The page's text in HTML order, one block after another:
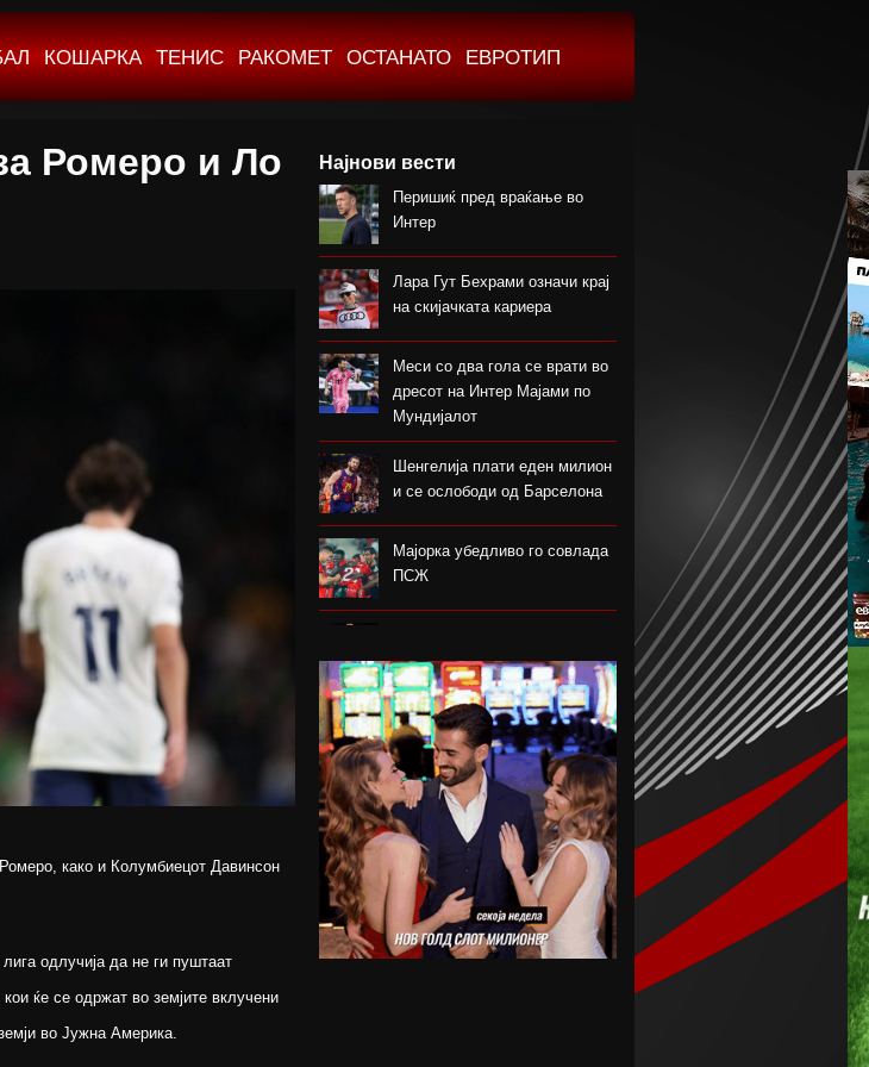
КОШАРКА ТЕНИС РАКОМЕТ ОСТАНАТО ЕВРОТИП
Ромеро и Ло
како и Колумбиецот Давинсон
одлучија да не ги пуштаат
ќе се одржат во земјите вклучени
во Јужна Америка.
Најнови вести
Перишиќ пред враќање во
Интер
Лара Гут Бехрами означи крај
на скијачката кариера
Меси со два гола се врати во
дресот на Интер Мајами по
Мундијалот
Шенгелија плати еден милион
и се ослободи од Барселона
Мајорка убедливо го совлада
ПСЖ
потпиша за Пелистер
Проблемите надминати, Реал
го договори Диоманде
Мекгрегор: Моето колено е
уништено
Германецот Јаисле е нов
менаџер на Њукасл